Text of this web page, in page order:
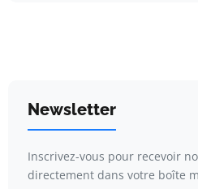
Newsletter
Inscrivez-vous pour recevoir
directement dans votre boîte